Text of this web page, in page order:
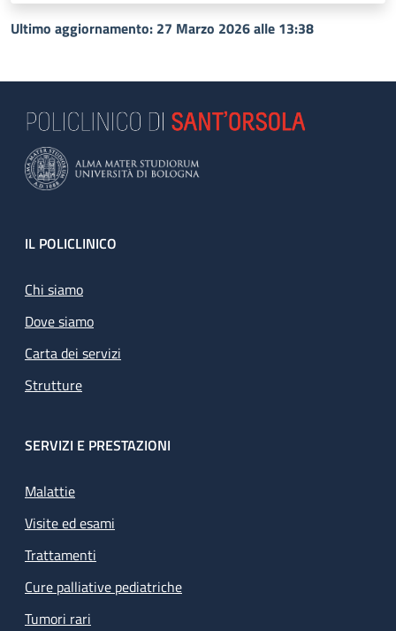
Ultimo aggiornamento: 27 Marzo 2026 alle 13:38
Footer
IL POLICLINICO
Chi siamo
Dove siamo
Carta dei servizi
Strutture
SERVIZI E PRESTAZIONI
Malattie
Visite ed esami
Trattamenti
Cure palliative pediatriche
Tumori rari